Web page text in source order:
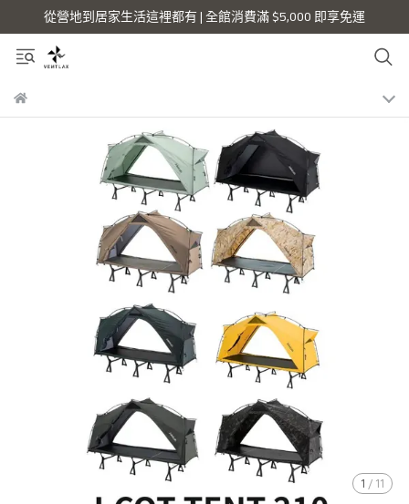
從營地到居家生活這裡都有 | 全館消費滿 $5,000 即享免運
1 / 11